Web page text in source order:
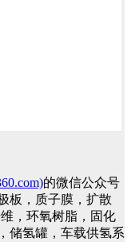
的微信公众号
板，质子膜，扩散
，环氧树脂，固化
储氢罐，车载供氢系